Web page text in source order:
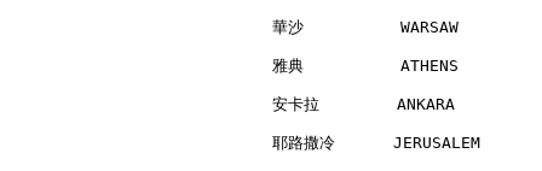
華沙          WARSAW
雅典          ATHENS
安卡拉        ANKARA
耶路撒冷      JERUSALEM